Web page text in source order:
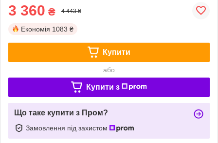
3 360 ₴ 4 443 ₴
Економія 1083 ₴
Купити
або
Купити з
Що таке купити з Пром?
Замовлення під захистом